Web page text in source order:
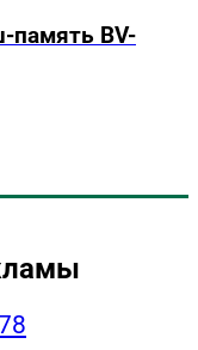
память BV-